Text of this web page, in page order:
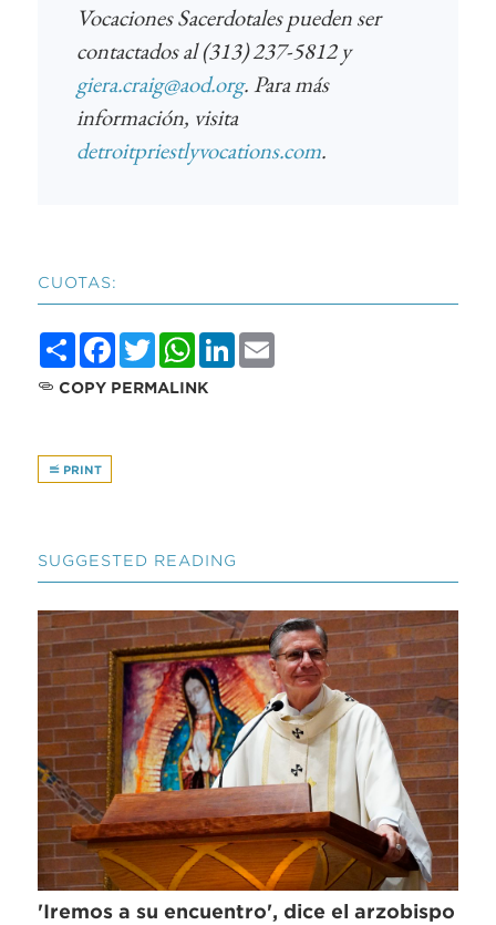
Vocaciones Sacerdotales pueden ser
contactados al (313) 237-5812 y
giera.craig@aod.org. Para más
información, visita
detroitpriestlyvocations.com.
CUOTAS:
ShareFacebook
TwitterWhatsApp
LinkedIn
COPY PERMALINK
PRINT
SUGGESTED READING
'Iremos a su encuentro', dice el arzobispo